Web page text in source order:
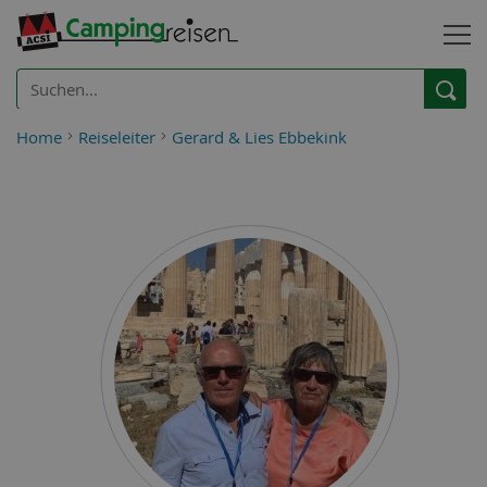
Home Reiseleiter Gerard & Lies Ebbekink